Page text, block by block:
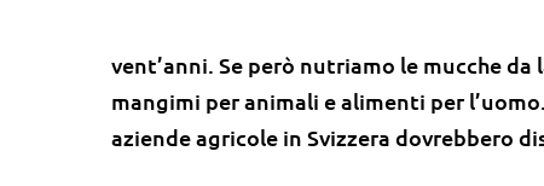
vent’anni. Se però nutriamo le mucche
mangimi per animali e alimenti per
aziende agricole in Svizzera dovrebbero